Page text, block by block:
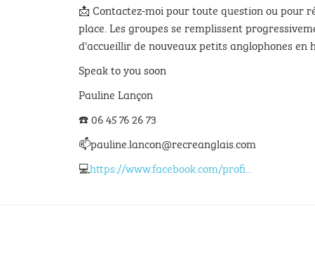
📩 Contactez-moi pour toute question ou pour
place. Les groupes se remplissent
d'accueillir de nouveaux petits anglophones en
Speak to you soon
Pauline Lançon
☎️ 06 45 76 26 73
📫pauline.lancon@recreanglais.com
💻https://www.facebook.com/profi...